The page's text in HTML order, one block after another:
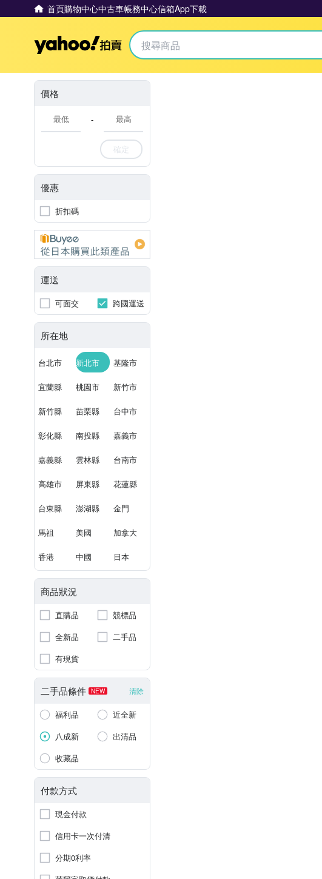
首頁購物中心中古車帳務中心信箱App下載
Yahoo拍賣
價格
-
確定
優惠
折扣碼
運送
可面交 跨國運送
所在地
台北市 新北市 基隆市
宜蘭縣 桃園市 新竹市
新竹縣 苗栗縣 台中市
彰化縣 南投縣 嘉義市
嘉義縣 雲林縣 台南市
高雄市 屏東縣 花蓮縣
台東縣 澎湖縣 金門
馬祖 美國 加拿大
香港 中國 日本
商品狀況
直購品
競標品
全新品
二手品
有現貨
二手品條件 NEW 清除
福利品
近全新
八成新
出清品
收藏品
付款方式
現金付款
信用卡一次付清
分期0利率